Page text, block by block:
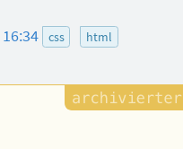
css html